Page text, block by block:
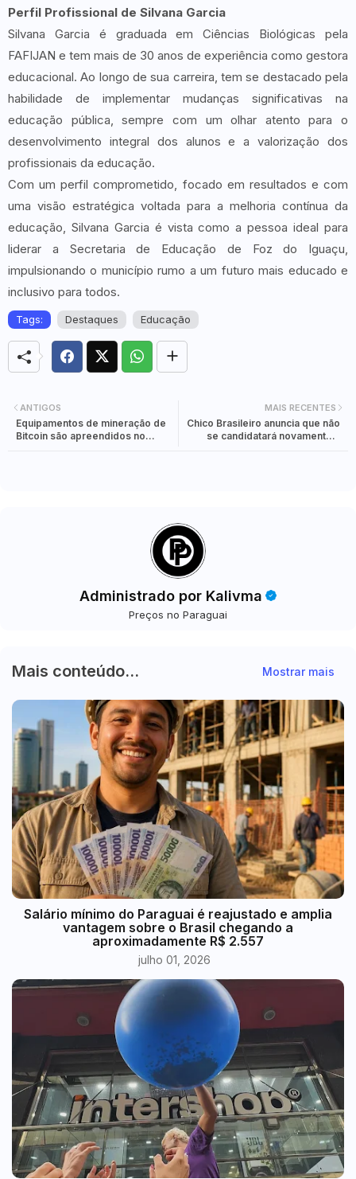
Perfil Profissional de Silvana Garcia
Silvana Garcia é graduada em Ciências Biológicas pela
FAFIJAN e tem mais de 30 anos de experiência como gestora
educacional. Ao longo de sua carreira, tem se destacado pela
habilidade de implementar mudanças significativas na
educação pública, sempre com um olhar atento para o
desenvolvimento integral dos alunos e a valorização dos
profissionais da educação.
Com um perfil comprometido, focado em resultados e com
uma visão estratégica voltada para a melhoria contínua da
educação, Silvana Garcia é vista como a pessoa ideal para
liderar a Secretaria de Educação de Foz do Iguaçu,
impulsionando o município rumo a um futuro mais educado e
inclusivo para todos.
Tags: Destaques Educação
MAIS RECENTES
Chico Brasileiro anuncia que não
se candidatará novamente à
ANTIGOS
Equipamentos de mineração de
Bitcoin são apreendidos no
Administrado por Kalivma
Preços no Paraguai
Mais conteúdo... Mostrar mais
​Salário mínimo do Paraguai é reajustado e amplia
vantagem sobre o Brasil chegando a
aproximadamente R$ 2.557
julho 01, 2026